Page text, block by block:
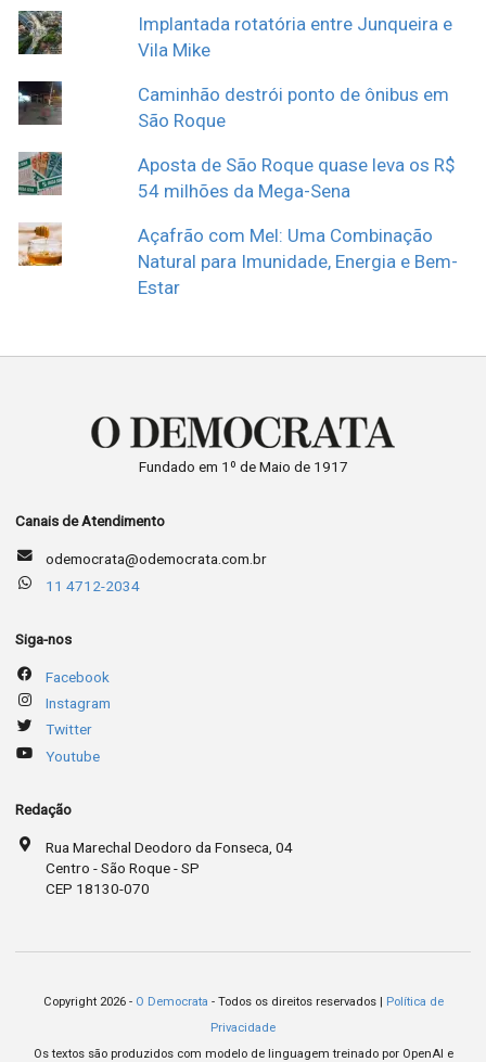
Implantada rotatória entre Junqueira e
Vila Mike
Caminhão destrói ponto de ônibus em
São Roque
Aposta de São Roque quase leva os R$
54 milhões da Mega-Sena
Açafrão com Mel: Uma Combinação
Natural para Imunidade, Energia e Bem-
Estar
Fundado em 1º de Maio de 1917
Canais de Atendimento
odemocrata@odemocrata.com.br
11 4712-2034
Siga-nos
Facebook
Instagram
Twitter
Youtube
Redação
Rua Marechal Deodoro da Fonseca, 04
Centro - São Roque - SP
CEP 18130-070
Copyright 2026 - O Democrata - Todos os direitos reservados |
Política de
Privacidade
Os textos são produzidos com modelo de linguagem treinado por OpenAI e